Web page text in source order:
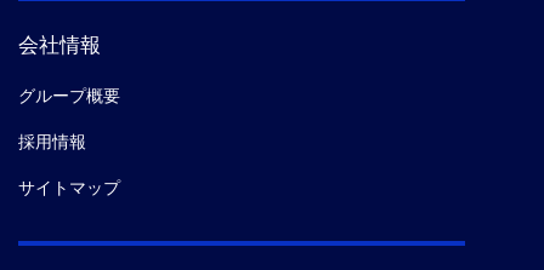
会社情報
グループ概要
採用情報
サイトマップ